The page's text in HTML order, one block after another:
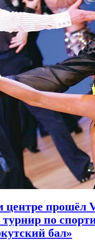
центре прошёл
турнир по
бал»